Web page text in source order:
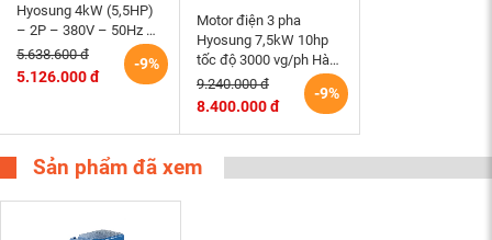
Hyosung 4kW (5,5HP)
– 2P – 380V – 50Hz –
TEFC112M – B3 (tốc
độ 3000rpm) Hàn Quốc
-9%
5.638.600 đ
5.126.000 đ
Motor điện 3 pha
Hyosung 7,5kW 10hp
tốc độ 3000 vg/ph Hàn
Quốc chân đế hộp cực
trên
-9%
9.240.000 đ
8.400.000 đ
Sản phẩm đã xem